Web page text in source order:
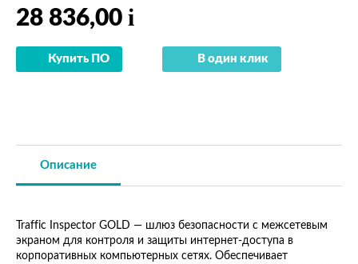
28 836,00 i
Купить ПО В один клик
Описание
Traffic Inspector GOLD — шлюз безопасности с межсетевым
экраном для контроля и защиты интернет-доступа в
корпоративных компьютерных сетях. Обеспечивает